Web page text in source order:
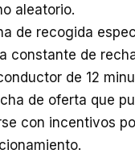
aleatorio.
de recogida
constante de
de 12
de oferta que
con incentivos